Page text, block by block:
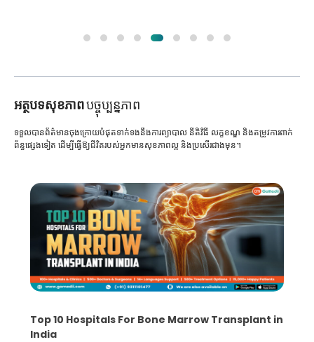
អត្ថបទសុខភាពបច្ចុប្បន្នភាព
ទទួលបានព័ត៌មានចុងក្រោយបំផុតទាក់ទងនឹងការព្យាបាល នីតិវិធី លក្ខខណ្ឌ និងតម្រូវការពាក់
ព័ន្ធផ្សេងទៀត ដើម្បីធ្វើឱ្យជីវិតរបស់អ្នកមានសុខភាពល្អ និងប្រសើរជាងមុន។
Top 10 Hospitals For Bone Marrow Transplant in
India